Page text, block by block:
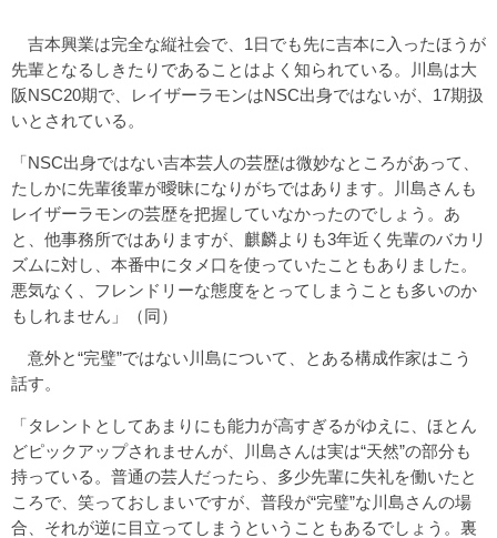
吉本興業は完全な縦社会で、1日でも先に吉本に入ったほうが
先輩となるしきたりであることはよく知られている。川島は大
阪NSC20期で、レイザーラモンはNSC出身ではないが、17期扱
いとされている。
「NSC出身ではない吉本芸人の芸歴は微妙なところがあって、
たしかに先輩後輩が曖昧になりがちではあります。川島さんも
レイザーラモンの芸歴を把握していなかったのでしょう。あ
と、他事務所ではありますが、麒麟よりも3年近く先輩のバカリ
ズムに対し、本番中にタメ口を使っていたこともありました。
悪気なく、フレンドリーな態度をとってしまうことも多いのか
もしれません」（同）
意外と“完璧”ではない川島について、とある構成作家はこう
話す。
「タレントとしてあまりにも能力が高すぎるがゆえに、ほとん
どピックアップされませんが、川島さんは実は“天然”の部分も
持っている。普通の芸人だったら、多少先輩に失礼を働いたと
ころで、笑っておしまいですが、普段が“完璧”な川島さんの場
合、それが逆に目立ってしまうということもあるでしょう。裏